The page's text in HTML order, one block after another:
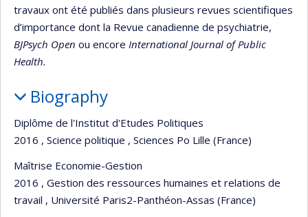
travaux ont été publiés dans plusieurs revues scientifiques
d’importance dont la Revue canadienne de psychiatrie,
BJPsych Open ou encore International Journal of Public
Health.
Biography
Diplôme de l'Institut d'Etudes Politiques
2016 , Science politique , Sciences Po Lille (France)
Maîtrise Economie-Gestion
2016 , Gestion des ressources humaines et relations de
travail , Université Paris2-Panthéon-Assas (France)